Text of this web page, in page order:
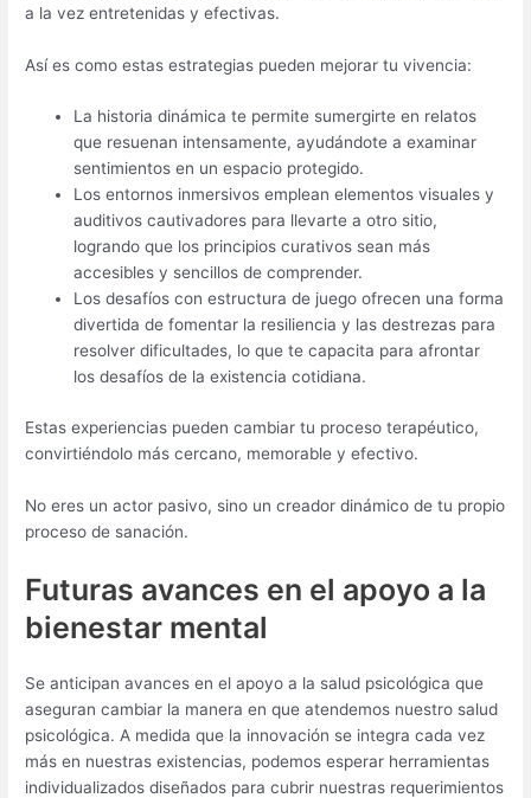
a la vez entretenidas y efectivas.
Así es como estas estrategias pueden mejorar tu vivencia:
La historia dinámica te permite sumergirte en relatos
que resuenan intensamente, ayudándote a examinar
sentimientos en un espacio protegido.
Los entornos inmersivos emplean elementos visuales y
auditivos cautivadores para llevarte a otro sitio,
logrando que los principios curativos sean más
accesibles y sencillos de comprender.
Los desafíos con estructura de juego ofrecen una forma
divertida de fomentar la resiliencia y las destrezas para
resolver dificultades, lo que te capacita para afrontar
los desafíos de la existencia cotidiana.
Estas experiencias pueden cambiar tu proceso terapéutico,
convirtiéndolo más cercano, memorable y efectivo.
No eres un actor pasivo, sino un creador dinámico de tu propio
proceso de sanación.
Futuras avances en el apoyo a la
bienestar mental
Se anticipan avances en el apoyo a la salud psicológica que
aseguran cambiar la manera en que atendemos nuestro salud
psicológica. A medida que la innovación se integra cada vez
más en nuestras existencias, podemos esperar herramientas
individualizados diseñados para cubrir nuestras requerimientos